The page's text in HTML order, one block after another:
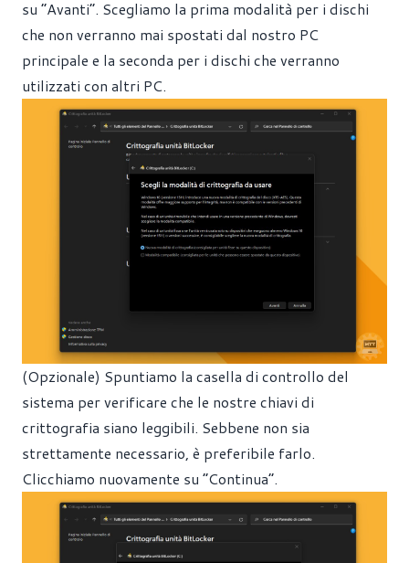
su “Avanti”. Scegliamo la prima modalità per i dischi
che non verranno mai spostati dal nostro PC
principale e la seconda per i dischi che verranno
utilizzati con altri PC.
(Opzionale) Spuntiamo la casella di controllo del
sistema per verificare che le nostre chiavi di
crittografia siano leggibili. Sebbene non sia
strettamente necessario, è preferibile farlo.
Clicchiamo nuovamente su “Continua”.